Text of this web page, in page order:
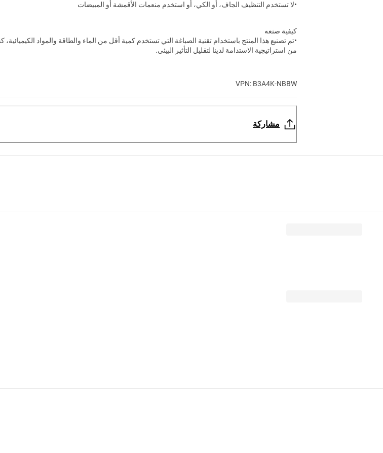
•لا تستخدم التنظيف الجاف، أو الكي، أو استخدم منعمات الأقمشة أو المبيضات
كيفية صنعه
•تم تصنيع هذا المنتج باستخدام تقنية الصباغة التي تستخدم كمية أقل من الماء والطاقة والمواد الكيميائية،
من استراتيجية الاستدامة لدينا لتقليل التأثير البيئي.
VPN: B3A4K-NBBW
مشاركة